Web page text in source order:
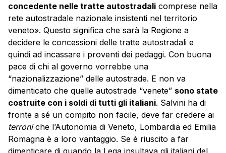
concedente nelle tratte autostradali comprese nella
rete autostradale nazionale insistenti nel territorio
veneto». Questo significa che sarà la Regione a
decidere le concessioni delle tratte autostradali e
quindi ad incassare i proventi dei pedaggi. Con buona
pace di chi al governo vorrebbe una
“nazionalizzazione” delle autostrade. E non va
dimenticato che quelle autostrade “venete” sono state
costruite con i soldi di tutti gli italiani. Salvini ha di
fronte a sé un compito non facile, deve far credere ai
terroniche l’Autonomia di Veneto, Lombardia ed Emilia
Romagna è a loro vantaggio. Se è riuscito a far
dimenticare di quando la Lega insultava gli italiani del